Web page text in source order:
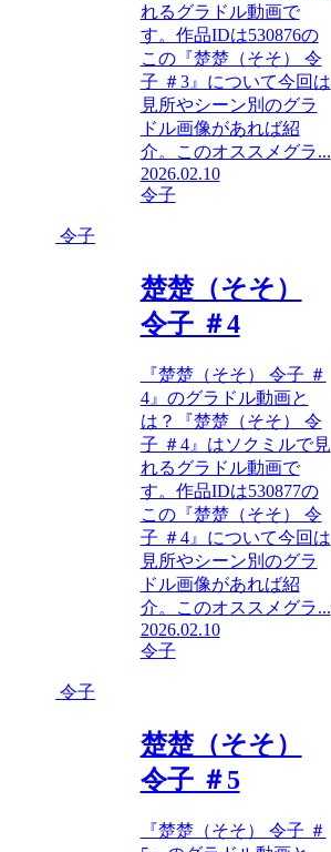
れるグラドル動画で
す。作品IDは530876の
この『楚楚（そそ） 令
子 ＃3』について今回は
見所やシーン別のグラ
ドル画像があれば紹
介。このオススメグラ...
2026.02.10
令子
令子
楚楚（そそ）
令子 ＃4
『楚楚（そそ） 令子 ＃
4』のグラドル動画と
は？『楚楚（そそ） 令
子 ＃4』はソクミルで見
れるグラドル動画で
す。作品IDは530877の
この『楚楚（そそ） 令
子 ＃4』について今回は
見所やシーン別のグラ
ドル画像があれば紹
介。このオススメグラ...
2026.02.10
令子
令子
楚楚（そそ）
令子 ＃5
『楚楚（そそ） 令子 ＃